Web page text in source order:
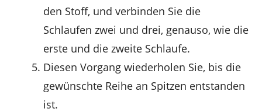
den Stoff, und verbinden Sie die
Schlaufen zwei und drei, genauso, wie die
erste und die zweite Schlaufe.
Diesen Vorgang wiederholen Sie, bis die
gewünschte Reihe an Spitzen entstanden
ist.